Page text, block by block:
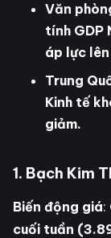
Văn
tính GDP
áp lực
Trung
Kinh tế
giảm.
1. Bạch Kim
Biến động giá:
cuối tuần